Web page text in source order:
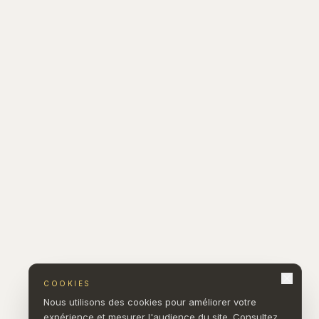
COOKIES
Nous utilisons des cookies pour améliorer votre